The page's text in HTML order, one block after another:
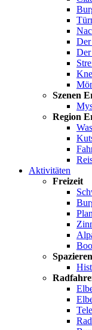
Szenen
Region
Aktivitäten
Freizeit